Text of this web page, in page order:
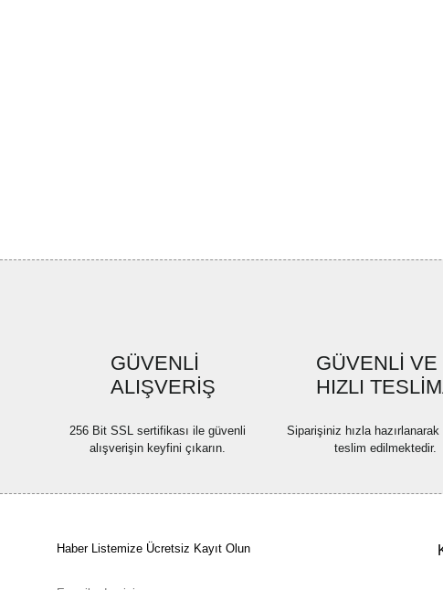
GÜVENLİ
ALIŞVERİŞ
256 Bit SSL sertifikası ile güvenli
alışverişin keyfini çıkarın.
GÜVENLİ VE
HIZLI
Siparişiniz hızla
teslim edilmektedir.
Haber Listemize Ücretsiz Kayıt Olun